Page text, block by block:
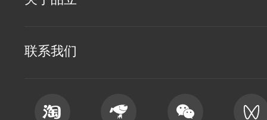
联系我们